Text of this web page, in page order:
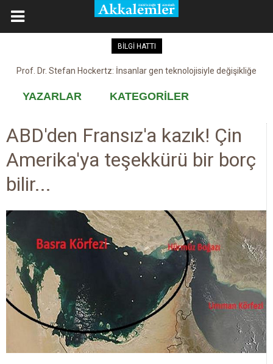
BİLGİ HATTI
Prof. Dr. Stefan Hockertz: İnsanlar gen teknolojisiyle değişikliğe
Kovid-19 aşısı, devşirme ve kobay!
YAZARLAR KATEGORİLER
ABD'den Fransız'a kazık! Çin
Amerika'ya teşekkürü bir borç
bilir...